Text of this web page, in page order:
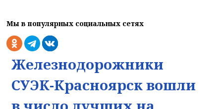
Мы в популярных социальных сетях
Железнодорожники
СУЭК-Красноярск вошли